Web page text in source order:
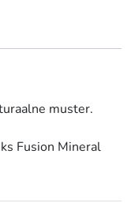
muster.
Fusion Mineral